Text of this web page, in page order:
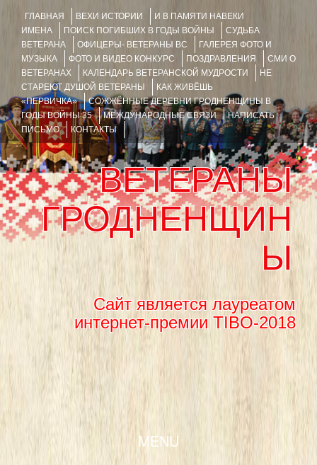
ГЛАВНАЯ ВЕХИ ИСТОРИИ
И В ПАМЯТИ НАВЕКИ
ИМЕНА
ПОИСК ПОГИБШИХ В ГОДЫ ВОЙНЫ
СУДЬБА
ВЕТЕРАНА
ОФИЦЕРЫ- ВЕТЕРАНЫ ВС
ГАЛЕРЕЯ ФОТО И
МУЗЫКА
ФОТО И ВИДЕО КОНКУРС ПОЗДРАВЛЕНИЯ
СМИ О
ВЕТЕРАНАХ
КАЛЕНДАРЬ ВЕТЕРАНСКОЙ МУДРОСТИ
НЕ
СТАРЕЮТ ДУШОЙ ВЕТЕРАНЫ
КАК ЖИВЁШЬ
«ПЕРВИЧКА»
СОЖЖЁННЫЕ ДЕРЕВНИ ГРОДНЕНЩИНЫ В
ГОДЫ ВОЙНЫ 35
МЕЖДУНАРОДНЫЕ СВЯЗИ
НАПИСАТЬ
ПИСЬМО
КОНТАКТЫ
ВЕТЕРАНЫ
ГРОДНЕНЩИН
Ы
Сайт является лауреатом
интернет-премии TIBO-2018
MENU
SKIP TO CONTENT